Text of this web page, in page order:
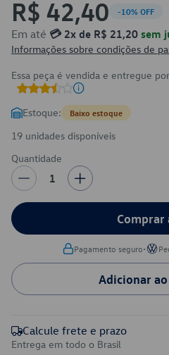
R$ 42,40 -10% OFF
Em até 💳 2x de R$ 21,20 sem
Informações sobre condições de
Essa peça é vendida e entregue
Estoque: Baixo estoque
19 unidades disponíveis
Quantidade
1
Comprar
Pagamento seguro•
Adicionar
Calcule frete e prazo
Entrega em todo o Brasil